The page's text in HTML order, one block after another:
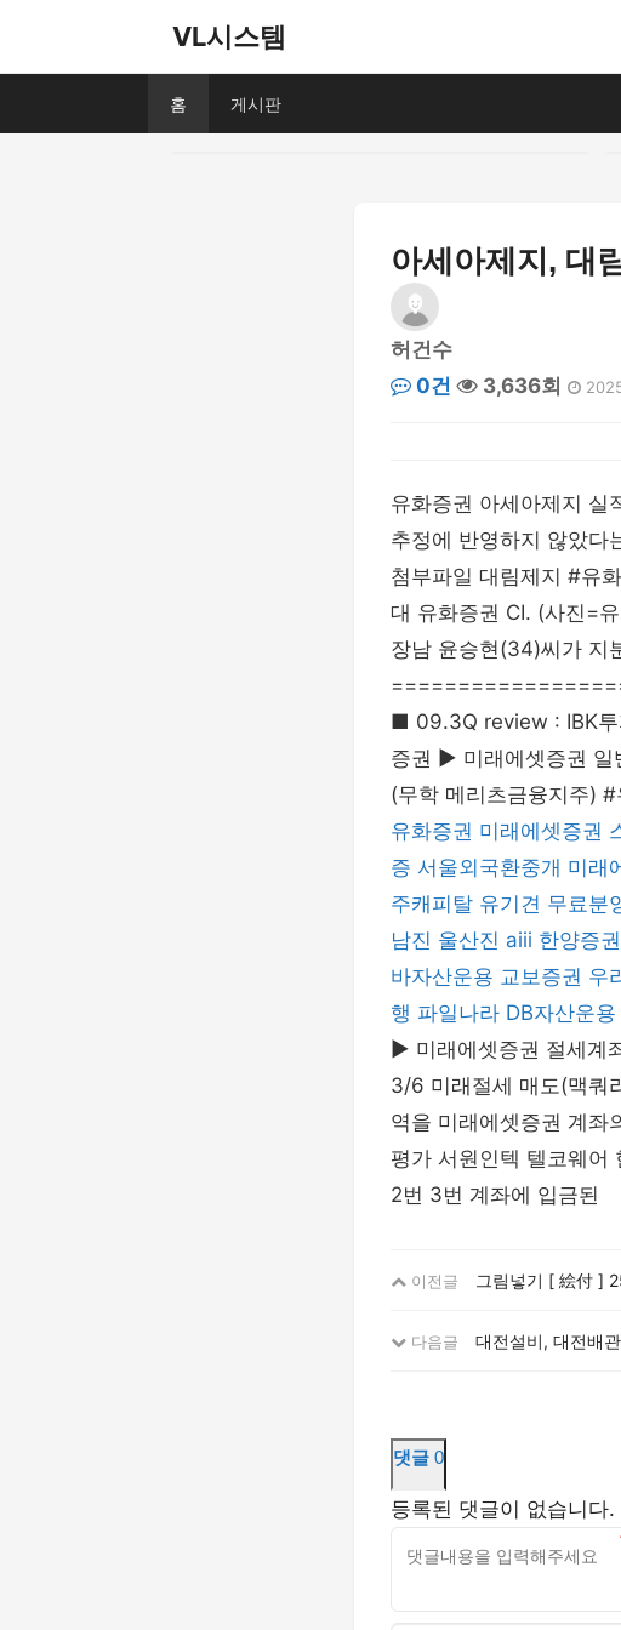
VL시스템
홈 게시판
아세아제지, 대
허건수
0건
3,636회
유화증권 아세아제지 실
추정에 반영하지 않았다
첨부파일 대림제지 #유
대 유화증권 CI. (사진=
장남 윤승현(34)씨가 지
■ 09.3Q review : IBK투
증권 ▶ 미래에셋증권 일
(무학 메리츠금융지주)
유화증권 미래에셋증권
증 서울외국환중개 미래
주캐피탈 유기견 무료분
남진 울산진 aiii 한양증권
바자산운용 교보증권 우
행 파일나라 DB자산운용
▶ 미래에셋증권 절세계
3/6 미래절세 매도(맥쿼
역을 미래에셋증권 계
평가 서원인텍 텔코웨어
2번 3번 계좌에 입금된
이전글 그림넣기 [ 絵付 ]
다음글 대전설비, 대전배
댓글 0
등록된 댓글이 없습니다.